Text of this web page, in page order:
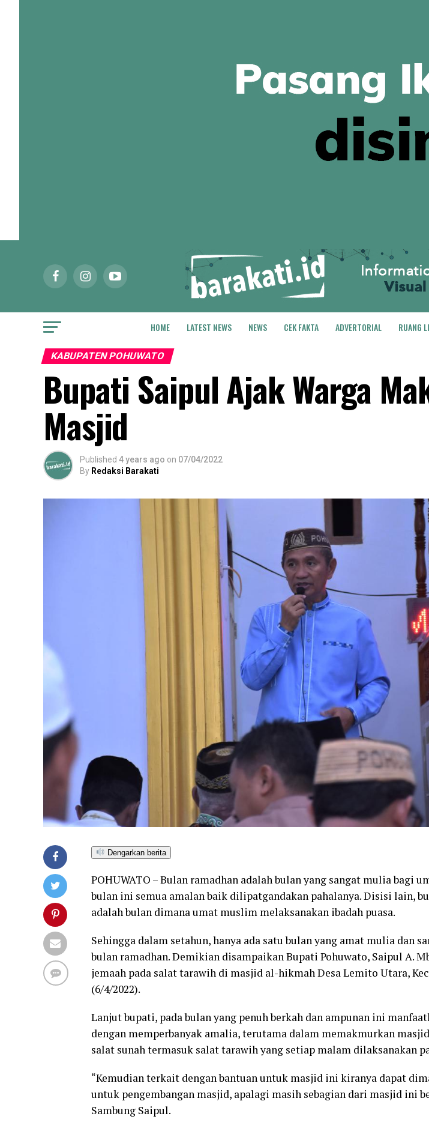
HOME LATEST NEWS NEWS CEK FAKTA ADVERTORIAL RUANG
KABUPATEN POHUWATO
Bupati Saipul Ajak Warga
Masjid
Published 4 years ago on 07/04/2022
By Redaksi Barakati
Dengarkan berita
POHUWATO – Bulan ramadhan adalah bulan yang sangat mulia bagi
bulan ini semua amalan baik dilipatgandakan pahalanya. Disisi lain,
adalah bulan dimana umat muslim melaksanakan ibadah puasa.
Sehingga dalam setahun, hanya ada satu bulan yang amat mulia dan
bulan ramadhan. Demikian disampaikan Bupati Pohuwato, Saipul A.
jemaah pada salat tarawih di masjid al-hikmah Desa Lemito Utara,
(6/4/2022).
Lanjut bupati, pada bulan yang penuh berkah dan ampunan ini
dengan memperbanyak amalia, terutama dalam memakmurkan
salat sunah termasuk salat tarawih yang setiap malam dilaksanakan
“Kemudian terkait dengan bantuan untuk masjid ini kiranya dapat
untuk pengembangan masjid, apalagi masih sebagian dari masjid ini
Sambung Saipul.